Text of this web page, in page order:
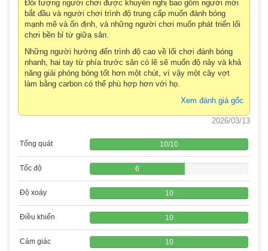
Đối tượng người chơi được khuyến nghị bao gồm người mới
bắt đầu và người chơi trình độ trung cấp muốn đánh bóng
mạnh mẽ và ổn định, và những người chơi muốn phát triển lối
chơi bền bỉ từ giữa sân.
Những người hướng đến trình độ cao về lối chơi đánh bóng
nhanh, hai tay từ phía trước sân có lẽ sẽ muốn độ nảy và khả
năng giải phóng bóng tốt hơn một chút, vì vậy một cây vợt
làm bằng carbon có thể phù hợp hơn với họ.
Xem đánh giá gốc
2026/03/13
Tổng quát 10/10
Tốc độ 6
Độ xoáy 10
Điều khiển 10
Cảm giác 10